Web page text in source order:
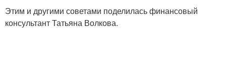
Этим и другими советами поделилась финансовый
консультант Татьяна Волкова.